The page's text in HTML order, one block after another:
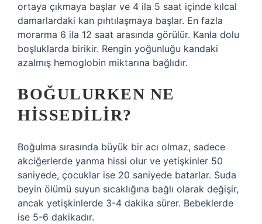
ortaya çıkmaya başlar ve 4 ila 5 saat içinde kılcal
damarlardaki kan pıhtılaşmaya başlar. En fazla
morarma 6 ila 12 saat arasında görülür. Kanla dolu
boşluklarda birikir. Rengin yoğunluğu kandaki
azalmış hemoglobin miktarına bağlıdır.
BOĞULURKEN NE
HISSEDILIR?
Boğulma sırasında büyük bir acı olmaz, sadece
akciğerlerde yanma hissi olur ve yetişkinler 50
saniyede, çocuklar ise 20 saniyede batarlar. Suda
beyin ölümü suyun sıcaklığına bağlı olarak değişir,
ancak yetişkinlerde 3-4 dakika sürer. Bebeklerde
ise 5-6 dakikadır.